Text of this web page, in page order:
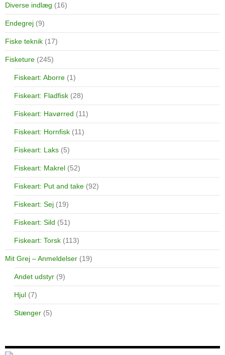
Diverse indlæg (16)
Endegrej (9)
Fiske teknik (17)
Fisketure (245)
Fiskeart: Aborre (1)
Fiskeart: Fladfisk (28)
Fiskeart: Havørred (11)
Fiskeart: Hornfisk (11)
Fiskeart: Laks (5)
Fiskeart: Makrel (52)
Fiskeart: Put and take (92)
Fiskeart: Sej (19)
Fiskeart: Sild (51)
Fiskeart: Torsk (113)
Mit Grej – Anmeldelser (19)
Andet udstyr (9)
Hjul (7)
Stænger (5)